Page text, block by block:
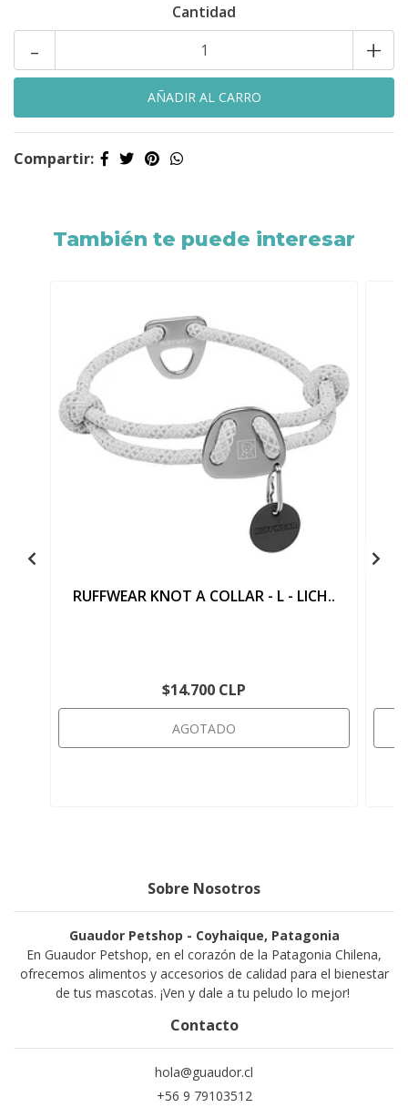
Cantidad
+
-
Compartir:
También te puede interesar
RUFFWEAR KNOT A COLLAR - L - LICH..
$14.700 CLP
AGOTADO
Sobre Nosotros
Guaudor Petshop - Coyhaique, Patagonia
En Guaudor Petshop, en el corazón de la Patagonia Chilena,
ofrecemos alimentos y accesorios de calidad para el bienestar
de tus mascotas. ¡Ven y dale a tu peludo lo mejor!
Contacto
hola@guaudor.cl
+56 9 79103512